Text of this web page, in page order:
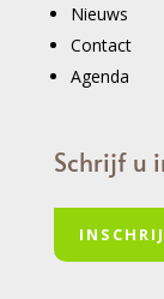
Nieuws
Contact
Agenda
Schrijf u